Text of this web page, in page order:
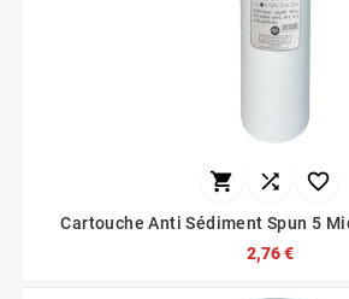
  
Cartouche Anti Sédiment Spun 5
2,76 €